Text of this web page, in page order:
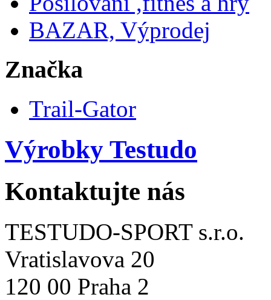
BAZAR, Výprodej
Značka
Trail-Gator
Výrobky Testudo
Kontaktujte nás
TESTUDO-SPORT s.r.o.
Vratislavova 20
120 00 Praha 2